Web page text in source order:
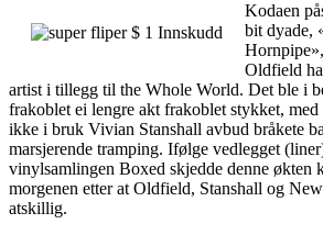
Kodaen
bit dyade,
Oldfield
artist i tillegg til the Whole World. Det ble i
frakoblet ei lengre akt frakoblet stykket,
ikke i bruk Vivian Stanshall avbud bråkete
marsjerende tramping. Ifølge vedlegget
vinylsamlingen Boxed skjedde denne økten
morgenen etter at Oldfield, Stanshall og
atskillig.